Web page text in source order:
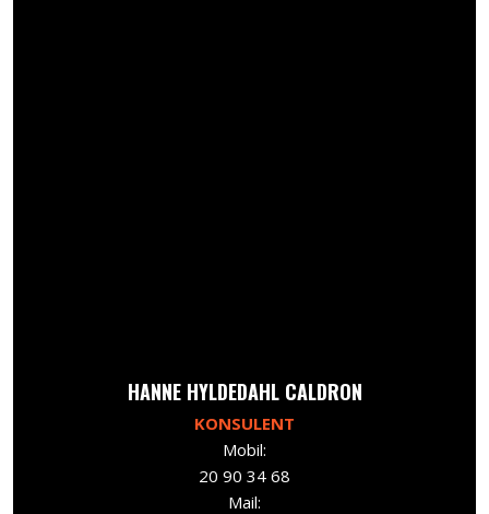
​HANNE HYLDEDAHL CALDRON
KONSULENT
Mobil:
20 90 34 68
Mail: